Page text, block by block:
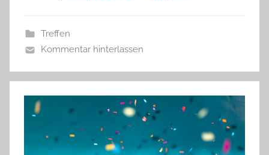
Treffen
Kommentar hinterlassen